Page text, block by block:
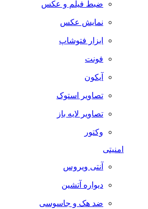
ضبط فيلم و عكس
نمایش عکس
ابزار فتوشاپ
فونت
آیکون
تصاویر استوک
تصاویر لایه باز
وکتور
امنیتی
آنتی ویروس
دیواره آتشین
ضد هک و جاسوسی